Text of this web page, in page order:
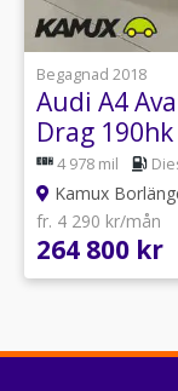
Begagnad 2018
Audi A4
Drag 190hk
4 978 mil
Kamux
fr. 4 290 kr/mån
264 800 kr